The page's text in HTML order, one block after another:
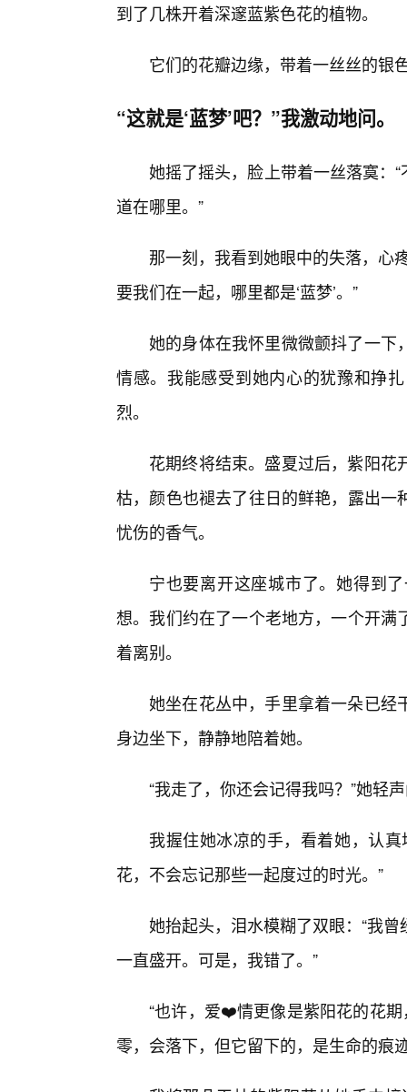
到了几株开着深邃蓝紫色花的植物。
它们的花瓣边缘，带着一丝丝的银
“这就是‘蓝梦’吧？”我激动地问。
她摇了摇头，脸上带着一丝落寞：“
道在哪里。”
那一刻，我看到她眼中的失落，心
要我们在一起，哪里都是‘蓝梦’。”
她的身体在我怀里微微颤抖了一下
情感。我能感受到她内心的犹豫和挣
烈。
花期终将结束。盛夏过后，紫阳
枯，颜色也褪去了往日的鲜艳，露出
忧伤的香气。
宁也要离开这座城市了。她得到
想。我们约在了一个老地方，一个开
着离别。
她坐在花丛中，手里拿着一朵已经
身边坐下，静静地陪着她。
“我走了，你还会记得我吗？”她轻
我握住她冰凉的手，看着她，认
花，不会忘记那些一起度过的时光。”
她抬起头，泪水模糊了双眼：“我
一直盛开。可是，我错了。”
“也许，爱❤️情更像是紫阳花的花
零，会落下，但它留下的，是生命的痕